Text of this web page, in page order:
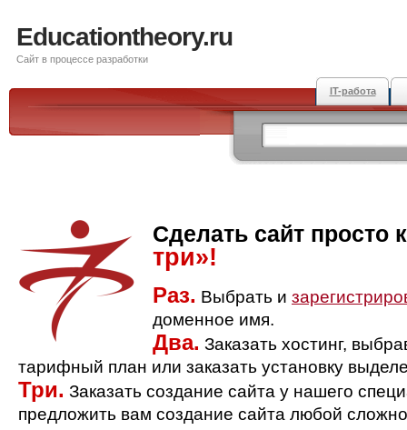
Educationtheory.ru
Сайт в процессе разработки
IT-работа
Сделать сайт просто
три»!
Раз. Выбрать и
доменное имя.
Два. Заказать хостинг,
тарифный план или заказать установку
Три. Заказать создание сайта у нашего
предложить вам создание сайта любой